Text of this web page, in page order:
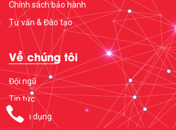
Chính sách bảo hành
Tư vấn & Đào tạo
Về chúng tôi
Đội ngũ
Tin tức
Tuyển dụng